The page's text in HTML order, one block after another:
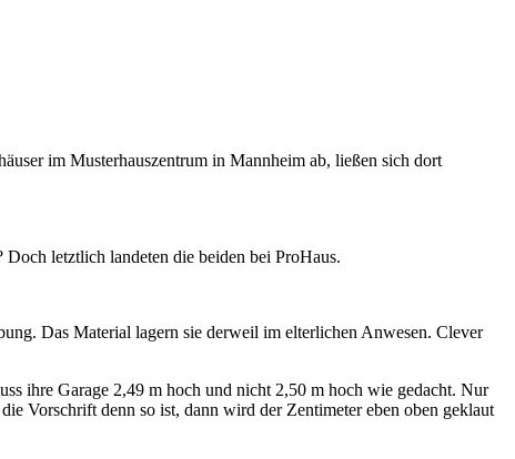
im Musterhauszentrum in Mannheim ab, ließen sich dort
Doch letztlich landeten die beiden bei ProHaus.
Das Material lagern sie derweil im elterlichen Anwesen. Clever
ihre Garage 2,49 m hoch und nicht 2,50 m hoch wie gedacht. Nur
Vorschrift denn so ist, dann wird der Zentimeter eben oben geklaut